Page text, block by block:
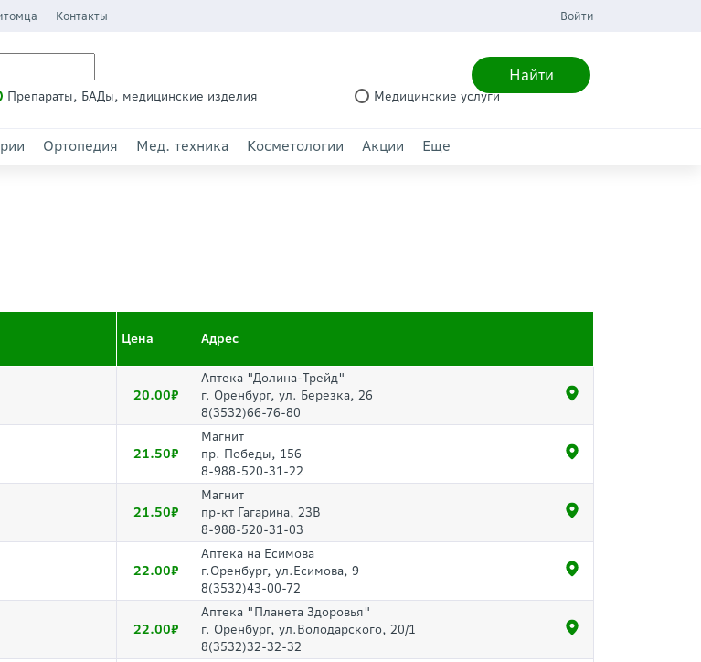
Контакты Войти
Найти
Препараты, БАДы, медицинские изделия Медицинские услуги
Ортопедия Мед. техника Косметологии Акции Еще
Цена Адрес
20.00
Аптека "Долина-Трейд"
г. Оренбург, ул. Березка, 26
8(3532)66-76-80
21.50
Магнит
пр. Победы, 156
8-988-520-31-22
21.50
Магнит
пр-кт Гагарина, 23В
8-988-520-31-03
22.00
Аптека на Есимова
г.Оренбург, ул.Есимова, 9
8(3532)43-00-72
22.00
Аптека "Планета Здоровья"
г. Оренбург, ул.Володарского, 20/1
8(3532)32-32-32